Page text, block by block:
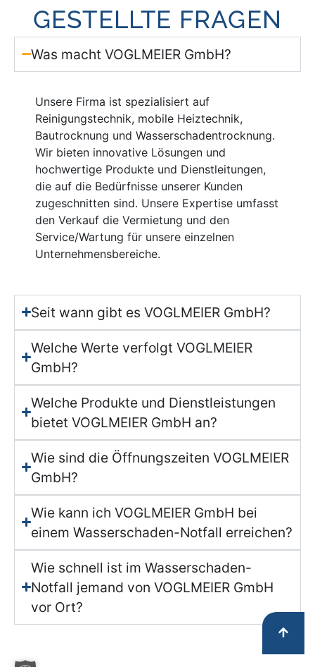
GESTELLTE FRAGEN
Was macht VOGLMEIER GmbH?
Unsere Firma ist spezialisiert auf
Reinigungstechnik, mobile Heiztechnik,
Bautrocknung und Wasserschadentrocknung.
Wir bieten innovative Lösungen und
hochwertige Produkte und Dienstleitungen,
die auf die Bedürfnisse unserer Kunden
zugeschnitten sind. Unsere Expertise umfasst
den Verkauf die Vermietung und den
Service/Wartung für unsere einzelnen
Unternehmensbereiche.
Seit wann gibt es VOGLMEIER GmbH?
Welche Werte verfolgt VOGLMEIER
GmbH?
Welche Produkte und Dienstleistungen
bietet VOGLMEIER GmbH an?
Wie sind die Öffnungszeiten VOGLMEIER
GmbH?
Wie kann ich VOGLMEIER GmbH bei
einem Wasserschaden-Notfall erreichen?
Wie schnell ist im Wasserschaden-
Notfall jemand von VOGLMEIER GmbH
vor Ort?